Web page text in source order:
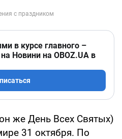
в курсе главного –
Новини на OBOZ.UA в
же День Всех Святых)
31 октября. По